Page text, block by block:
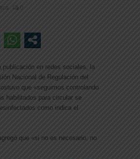
0
publicación en redes sociales, la
Nacional de Regulación del
que «seguimos controlando
habilitados para circular se
como indica el
que «si no es necesario, no